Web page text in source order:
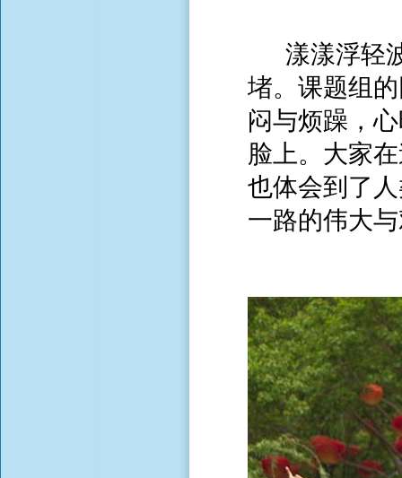
漾漾浮轻波
堵。课题组
闷与烦躁，
脸上。大家
也体会到了
一路的伟大